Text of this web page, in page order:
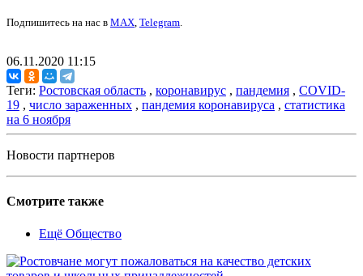
Подпишитесь на нас в MAX, Telegram.
06.11.2020 11:15
Теги: Ростовская область , коронавирус , пандемия , COVID-
19 , число зараженных , пандемия коронавируса , статистика
на 6 ноября
Новости партнеров
Смотрите также
Ещё Общество